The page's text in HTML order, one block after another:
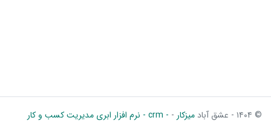
© ۱۴۰۴ - عشق آباد میزکار - - crm - نرم افزار ابری مدیریت کسب و کار